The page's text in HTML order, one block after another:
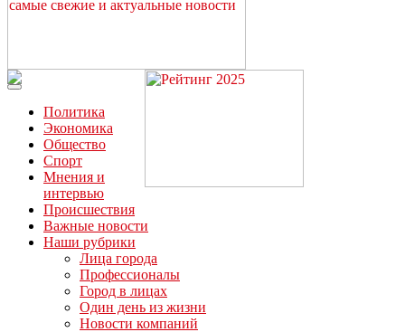
Читайте последние новости дня в Тульской области на сайте
“ЗаНовомосковск”
Политика
Экономика
Общество
Спорт
Мнения и
интервью
Происшествия
Важные новости
Наши рубрики
Лица города
Профессионалы
Город в лицах
Один день из жизни
Новости компаний